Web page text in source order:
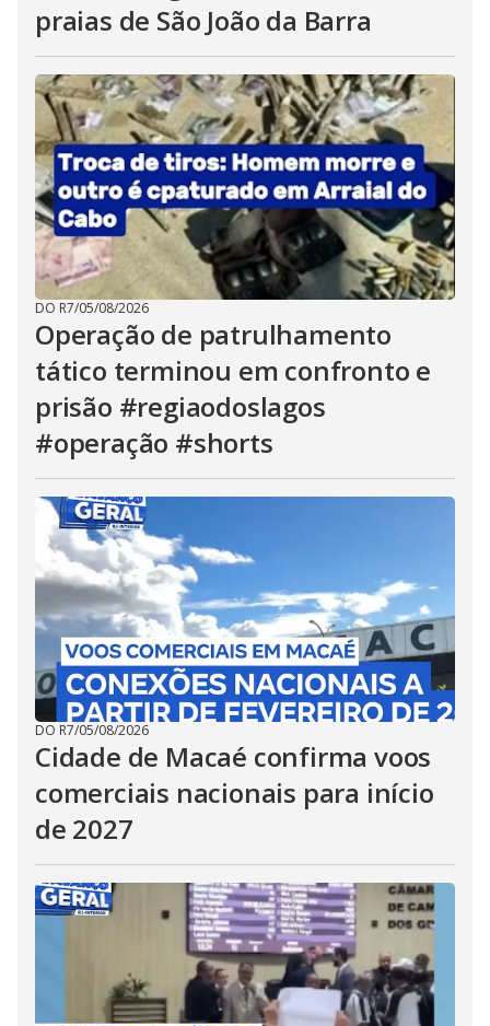
praias de São João da Barra
DO R7/05/08/2026
Operação de patrulhamento
tático terminou em confronto e
prisão #regiaodoslagos
#operação #shorts
DO R7/05/08/2026
Cidade de Macaé confirma voos
comerciais nacionais para início
de 2027